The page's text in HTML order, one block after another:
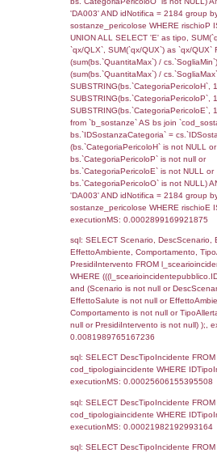
sql: SELECT
_limitrofi.DescAltro
JOIN
0.01882004737854
sql: SELECT